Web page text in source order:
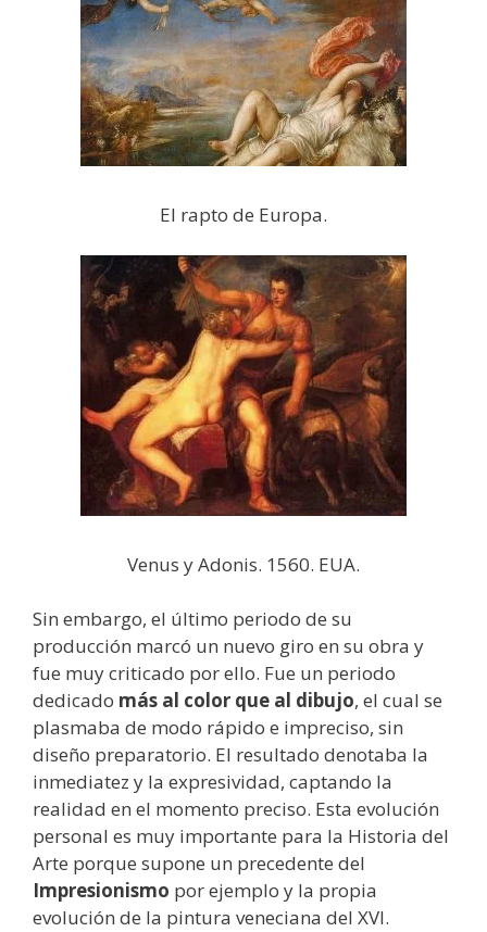
El rapto de Europa.
Venus y Adonis. 1560. EUA.
Sin embargo, el último periodo de su
producción marcó un nuevo giro en su obra y
fue muy criticado por ello. Fue un periodo
dedicado más al color que al dibujo, el cual se
plasmaba de modo rápido e impreciso, sin
diseño preparatorio. El resultado denotaba la
inmediatez y la expresividad, captando la
realidad en el momento preciso. Esta evolución
personal es muy importante para la Historia del
Arte porque supone un precedente del
Impresionismo por ejemplo y la propia
evolución de la pintura veneciana del XVI.